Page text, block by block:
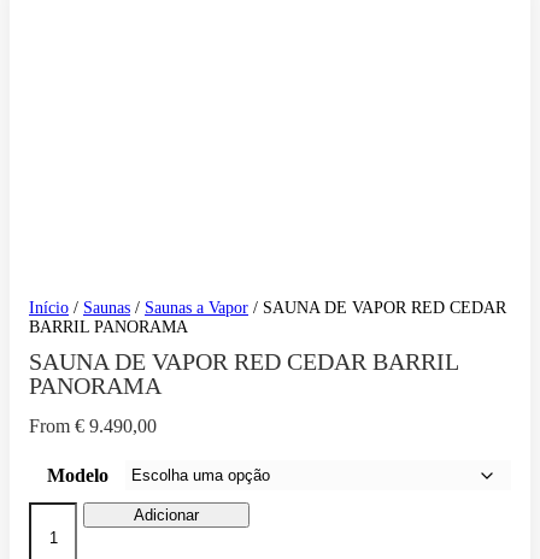
Início / Saunas / Saunas a Vapor / SAUNA DE VAPOR RED CEDAR
BARRIL PANORAMA
SAUNA DE VAPOR RED CEDAR BARRIL
PANORAMA
From € 9.490,00
Modelo
Quantidade
Adicionar